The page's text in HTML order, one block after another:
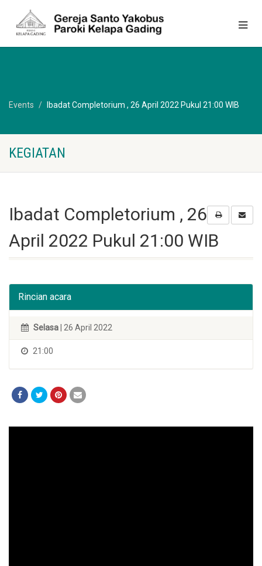
Events Ibadat Completorium , 26 April 2022 Pukul 21:00 WIB
KEGIATAN
Ibadat Completorium , 26
April 2022 Pukul 21:00 WIB
Rincian acara
Selasa | 26 April 2022
21:00